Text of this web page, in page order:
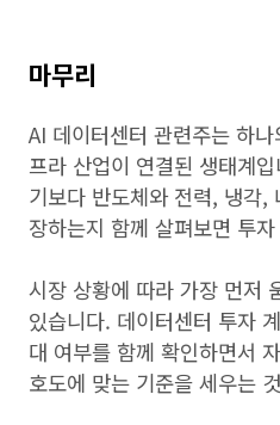
마무리
AI 데이터센터 관련주는 하
프라 산업이 연결된 생태계
기보다 반도체와 전력, 냉각,
장하는지 함께 살펴보면 투
시장 상황에 따라 가장 먼저
있습니다. 데이터센터 투자
대 여부를 함께 확인하면서
호도에 맞는 기준을 세우는